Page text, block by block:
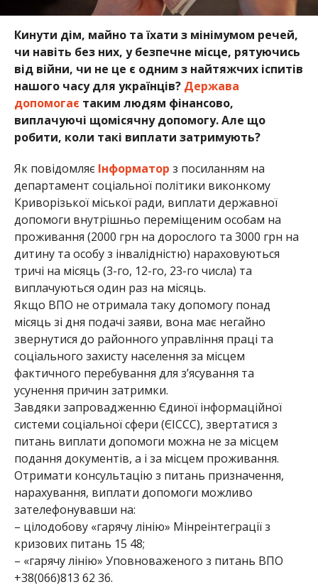
Кинути дім, майно та їхати з мінімумом речей,
чи навіть без них, у безпечне місце, рятуючись
від війни, чи не це є одним з найтяжчих іспитів
нашого часу для українців? Держава
допомогає таким людям фінансово,
виплачуючі щомісячну допомогу. Але що
робити, коли такі виплати затримують?
Як повідомляє Інформатор з посиланням на
департамент соціальної політики виконкому
Криворізької міської ради, виплати державної
допомоги внутрішньо переміщеним особам на
проживання (2000 грн на дорослого та 3000 грн на
дитину та особу з інвалідністю) нараховуються
тричі на місяць (3-го, 12-го, 23-го числа) та
виплачуються один раз на місяць.
Якщо ВПО не отримала таку допомогу понад
місяць зі дня подачі заяви, вона має негайно
звернутися до районного управління праці та
соціального захисту населення за місцем
фактичного перебування для з’ясування та
усунення причин затримки.
Завдяки запровадженню Єдиної інформаційної
системи соціальної сфери (ЄІССС), звертатися з
питань виплати допомоги можна не за місцем
подання документів, а і за місцем проживання.
Отримати консультацію з питань призначення,
нарахування, виплати допомоги можливо
зателефонувавши на:
– цілодобову «гарячу лінію» Мінреінтеграції з
кризових питань 15 48;
– «гарячу лінію» Уповноваженого з питань ВПО
+38(066)813 62 36.